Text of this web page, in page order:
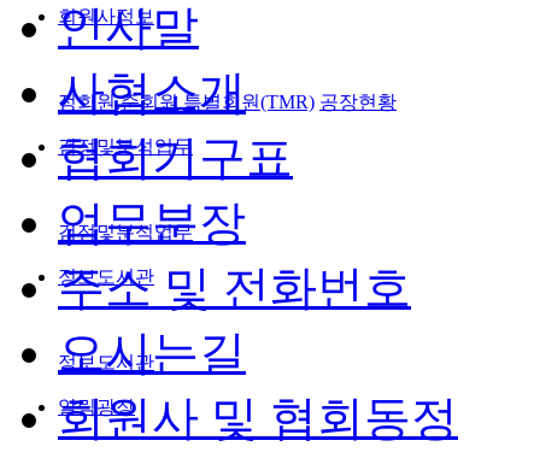
회원사정보
정회원,준회원 특별회원(TMR) 공장현황
검정및분석업무
검정및분석업무
정보도서관
정보도서관
알림광장
인사말
사협소개
협회기구표
업무분장
주소 및 전화번호
오시는길
회원사 및 협회동정